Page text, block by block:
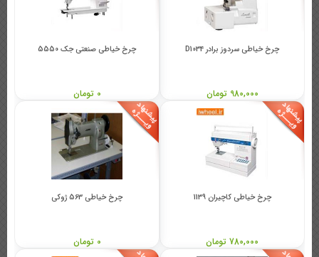
چرخ خیاطی سردوز برادر D1034
980,000 تومان
چرخ خیاطی صنعتی جک 5550
0 تومان
چرخ خیاطی کاچیران 1139
780,000 تومان
چرخ خیاطی 563 ژوکی
0 تومان